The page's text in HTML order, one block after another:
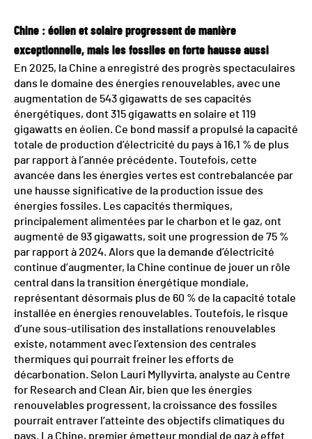
Chine : éolien et solaire progressent de manière
exceptionnelle, mais les fossiles en forte hausse aussi
En 2025, la Chine a enregistré des progrès spectaculaires
dans le domaine des énergies renouvelables, avec une
augmentation de 543 gigawatts de ses capacités
énergétiques, dont 315 gigawatts en solaire et 119
gigawatts en éolien. Ce bond massif a propulsé la capacité
totale de production d’électricité du pays à 16,1 % de plus
par rapport à l’année précédente. Toutefois, cette
avancée dans les énergies vertes est contrebalancée par
une hausse significative de la production issue des
énergies fossiles. Les capacités thermiques,
principalement alimentées par le charbon et le gaz, ont
augmenté de 93 gigawatts, soit une progression de 75 %
par rapport à 2024. Alors que la demande d’électricité
continue d’augmenter, la Chine continue de jouer un rôle
central dans la transition énergétique mondiale,
représentant désormais plus de 60 % de la capacité totale
installée en énergies renouvelables. Toutefois, le risque
d’une sous-utilisation des installations renouvelables
existe, notamment avec l’extension des centrales
thermiques qui pourrait freiner les efforts de
décarbonation. Selon Lauri Myllyvirta, analyste au Centre
for Research and Clean Air, bien que les énergies
renouvelables progressent, la croissance des fossiles
pourrait entraver l’atteinte des objectifs climatiques du
pays. La Chine, premier émetteur mondial de gaz à effet